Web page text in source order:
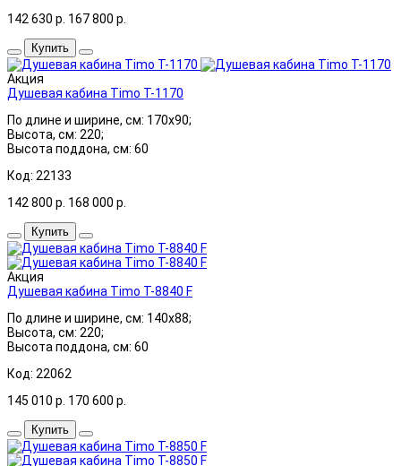
142 630 р. 167 800 р.
Купить
Акция
Душевая кабина Timo T-1170
По длине и ширине, см: 170x90;
Высота, см: 220;
Высота поддона, см: 60
Код: 22133
142 800 р. 168 000 р.
Купить
Акция
Душевая кабина Timo Т-8840 F
По длине и ширине, см: 140x88;
Высота, см: 220;
Высота поддона, см: 60
Код: 22062
145 010 р. 170 600 р.
Купить